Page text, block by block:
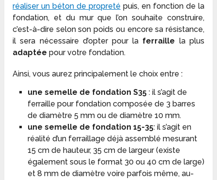
réaliser un béton de propreté puis, en fonction de la
fondation, et du mur que l’on souhaite construire,
c’est-à-dire selon son poids ou encore sa résistance,
il sera nécessaire d’opter pour la ferraille la plus
adaptéepour votre fondation.
Ainsi, vous aurez principalement le choix entre :
une semelle de fondation S35 : il s’agit de
ferraille pour fondation composée de 3 barres
de diamètre 5 mm ou de diamètre 10 mm.
une semelle de fondation 15-35: il s’agit en
réalité d’un ferraillage déjà assemblé mesurant
15 cm de hauteur, 35 cm de largeur (existe
également sous le format 30 ou 40 cm de large)
et 8 mm de diamètre voire parfois même, au-